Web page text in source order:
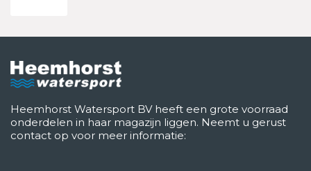
Heemhorst Watersport BV heeft een grote voorraad
onderdelen in haar magazijn liggen. Neemt u gerust
contact op voor meer informatie: